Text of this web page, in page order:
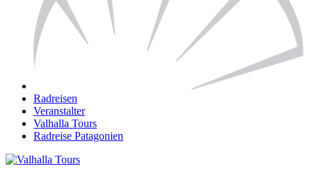
Radreisen
Veranstalter
Valhalla Tours
Radreise Patagonien